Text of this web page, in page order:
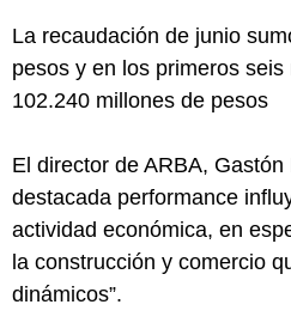
La recaudación de junio
pesos y en los primeros
102.240 millones de pesos
El director de ARBA,
destacada performance
actividad económica, en
la construcción y comercio
dinámicos”.